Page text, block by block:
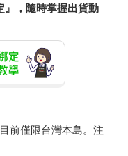
』，隨時掌握出貨動
前僅限台灣本島。注